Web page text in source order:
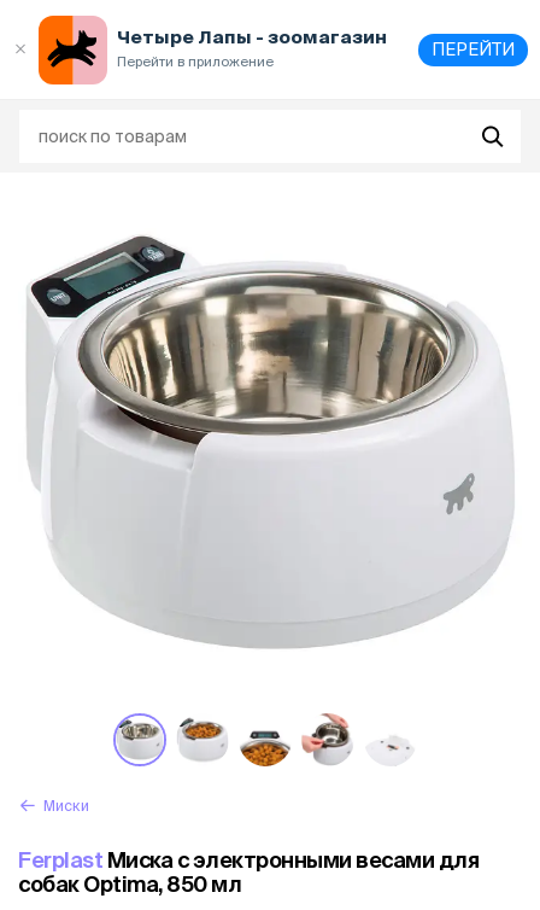
Четыре Лапы - зоомагазин
Перейти в приложение
ПЕРЕЙТИ
Миски
Ferplast Миска с электронными весами для
собак Optima, 850 мл